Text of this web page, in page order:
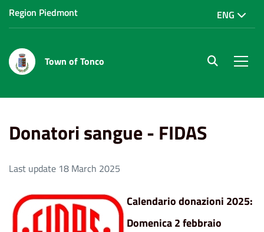
Region Piedmont ENG
Town of Tonco site.searc
Donatori sangue - FIDAS
Last update 18 March 2025
Calendario donazioni 2025:
Domenica 2 febbraio